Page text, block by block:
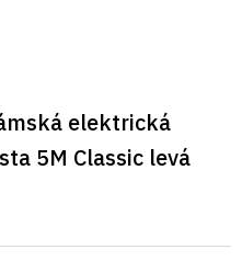
elektrická
5M Classic levá